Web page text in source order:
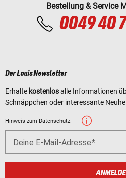
Bestellung & Service
0049 40
Der Louis Newsletter
Erhalte kostenlosalle Informationen
Schnäppchen oder interessante
Hinweis zum Datenschutz
Deine E-Mail-Adresse